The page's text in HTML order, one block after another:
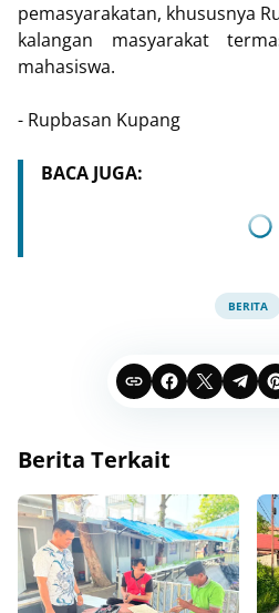
pemasyarakatan, khususnya
kalangan masyarakat
mahasiswa.
- Rupbasan Kupang
BACA JUGA:
BERITA
Berita Terkait